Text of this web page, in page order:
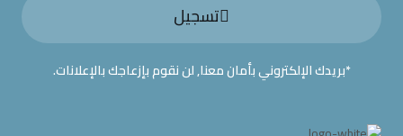
تسجيل
*بريدك الإلكتروني بأمان معنا, لن نقوم بإزعاجك بالإعلانات.